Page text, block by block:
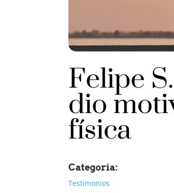
Felipe
dio
física
Categoría:
Testimonios